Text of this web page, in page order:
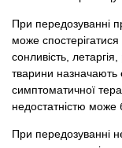
При передозуванні
може
сонливість,
тварини назначають
симптоматичної
недостатністю може
При передозуванні